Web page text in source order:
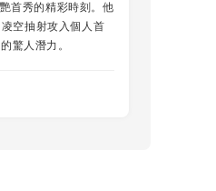
首秀的精彩時刻。他
空抽射攻入個人首
驚人潛力。